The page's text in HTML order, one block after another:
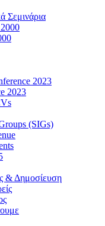
Σεμινάρια
2023
2023
(SIGs)
& Δημοσίευση